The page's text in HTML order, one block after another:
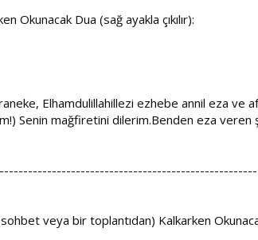
Okunacak Dua (sağ ayakla çıkılır):
Elhamdulillahillezi ezhebe annil eza ve
Senin mağfiretini dilerim.Benden eza
veya bir toplantıdan) Kalkarken